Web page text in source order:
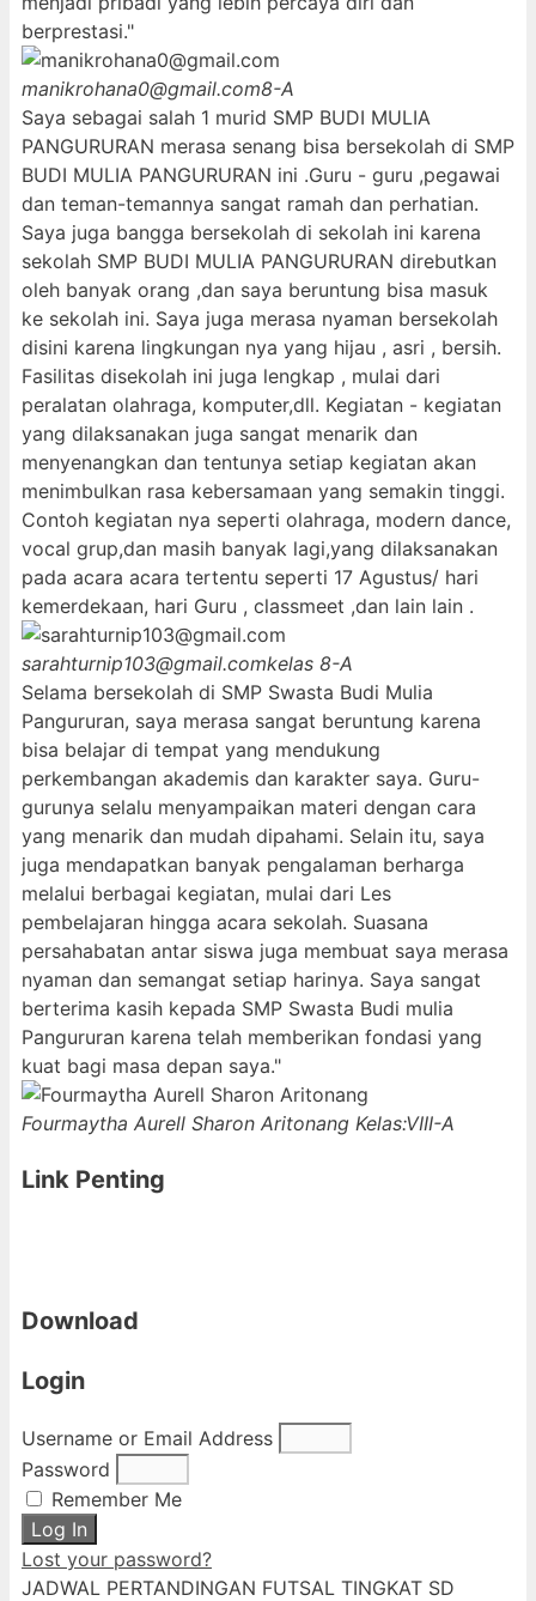
berprestasi."
manikrohana0@gmail.com8-A
Saya sebagai salah 1 murid SMP BUDI MULIA
PANGURURAN merasa senang bisa bersekolah di SMP
BUDI MULIA PANGURURAN ini .Guru - guru ,pegawai
dan teman-temannya sangat ramah dan perhatian.
Saya juga bangga bersekolah di sekolah ini karena
sekolah SMP BUDI MULIA PANGURURAN direbutkan
oleh banyak orang ,dan saya beruntung bisa masuk
ke sekolah ini. Saya juga merasa nyaman bersekolah
disini karena lingkungan nya yang hijau , asri , bersih.
Fasilitas disekolah ini juga lengkap , mulai dari
peralatan olahraga, komputer,dll. Kegiatan - kegiatan
yang dilaksanakan juga sangat menarik dan
menyenangkan dan tentunya setiap kegiatan akan
menimbulkan rasa kebersamaan yang semakin tinggi.
Contoh kegiatan nya seperti olahraga, modern dance,
vocal grup,dan masih banyak lagi,yang dilaksanakan
pada acara acara tertentu seperti 17 Agustus/ hari
kemerdekaan, hari Guru , classmeet ,dan lain lain .
sarahturnip103@gmail.comkelas 8-A
Selama bersekolah di SMP Swasta Budi Mulia
Pangururan, saya merasa sangat beruntung karena
bisa belajar di tempat yang mendukung
perkembangan akademis dan karakter saya. Guru-
gurunya selalu menyampaikan materi dengan cara
yang menarik dan mudah dipahami. Selain itu, saya
juga mendapatkan banyak pengalaman berharga
melalui berbagai kegiatan, mulai dari Les
pembelajaran hingga acara sekolah. Suasana
persahabatan antar siswa juga membuat saya merasa
nyaman dan semangat setiap harinya. Saya sangat
berterima kasih kepada SMP Swasta Budi mulia
Pangururan karena telah memberikan fondasi yang
kuat bagi masa depan saya."
Fourmaytha Aurell Sharon Aritonang Kelas:VIII-A
Link Penting
Download
Login
Username or Email Address
Password
Remember Me
Log In
Lost your password?
JADWAL PERTANDINGAN FUTSAL TINGKAT SD